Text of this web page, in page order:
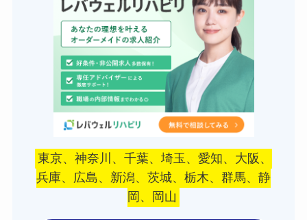
東京、神奈川、千葉、埼玉、愛知、大阪、
兵庫、広島、新潟、茨城、栃木、群馬、静
岡、岡山